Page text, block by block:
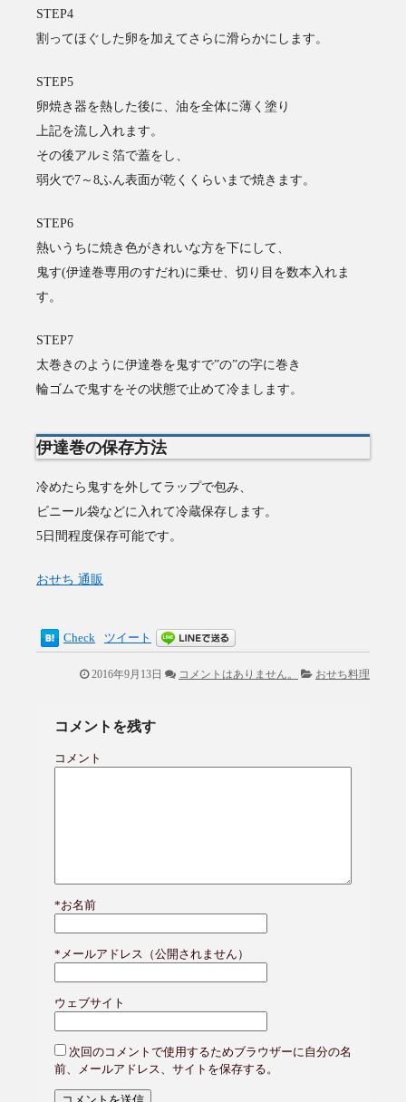
STEP4
割ってほぐした卵を加えてさらに滑らかにします。
STEP5
卵焼き器を熱した後に、油を全体に薄く塗り
上記を流し入れます。
その後アルミ箔で蓋をし、
弱火で7～8ふん表面が乾くくらいまで焼きます。
STEP6
熱いうちに焼き色がきれいな方を下にして、
鬼す(伊達巻専用のすだれ)に乗せ、切り目を数本入れま
す。
STEP7
太巻きのように伊達巻を鬼すで”の”の字に巻き
輪ゴムで鬼すをその状態で止めて冷まします。
伊達巻の保存方法
冷めたら鬼すを外してラップで包み、
ビニール袋などに入れて冷蔵保存します。
5日間程度保存可能です。
おせち 通販
Check ツイート
2016年9月13日 コメントはありません。 おせち料理
コメントを残す
コメント
*お名前
* メールアドレス（公開されません）
ウェブサイト
次回のコメントで使用するためブラウザーに自分の名
前、メールアドレス、サイトを保存する。